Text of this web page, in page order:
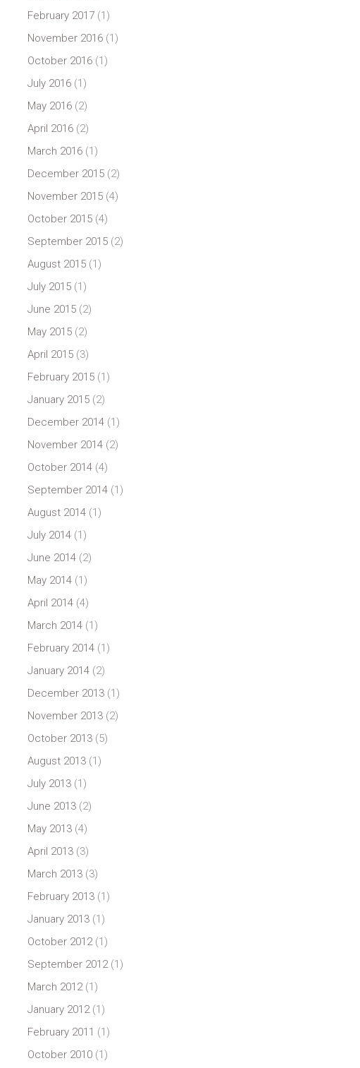
February 2017 (1)
November 2016 (1)
October 2016 (1)
July 2016 (1)
May 2016 (2)
April 2016 (2)
March 2016 (1)
December 2015 (2)
November 2015 (4)
October 2015 (4)
September 2015 (2)
August 2015 (1)
July 2015 (1)
June 2015 (2)
May 2015 (2)
April 2015 (3)
February 2015 (1)
January 2015 (2)
December 2014 (1)
November 2014 (2)
October 2014 (4)
September 2014 (1)
August 2014 (1)
July 2014 (1)
June 2014 (2)
May 2014 (1)
April 2014 (4)
March 2014 (1)
February 2014 (1)
January 2014 (2)
December 2013 (1)
November 2013 (2)
October 2013 (5)
August 2013 (1)
July 2013 (1)
June 2013 (2)
May 2013 (4)
April 2013 (3)
March 2013 (3)
February 2013 (1)
January 2013 (1)
October 2012(1)
September 2012(1)
March 2012(1)
January 2012(1)
February 2011 (1)
October 2010 (1)